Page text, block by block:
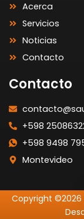
Acerca
Servicios
Noticias
Contacto
Contacto
+598
+598 9498
Montevideo
Copyright ©2026